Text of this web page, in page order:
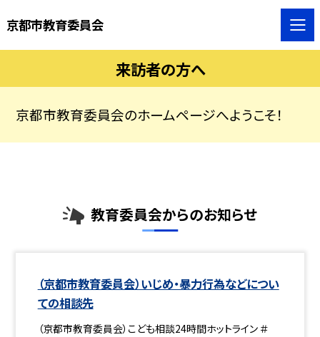
京都市教育委員会
来訪者の方へ
京都市教育委員会のホームページへようこそ！
教育委員会からのお知らせ
（京都市教育委員会）いじめ・暴力行為などについ
ての相談先
（京都市教育委員会）こども相談24時間ホットライン ＃